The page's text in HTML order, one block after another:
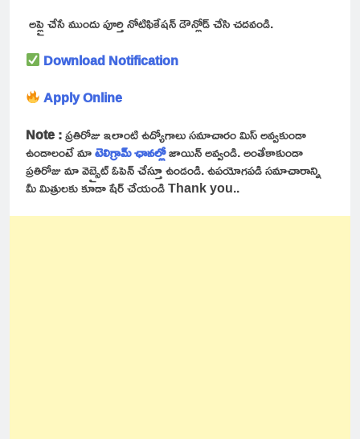
అప్లై చేసే ముందు పూర్తి నోటిఫికేషన్ డౌన్లోడ్ చేసి చదవండి.
Download Notification
Apply Online
Note :ప్రతిరోజు ఇలాంటి ఉద్యోగాలు సమాచారం మిస్ అవ్వకుండా
ఉండాలంటే మాటెలిగ్రామ్ ఛానల్లోజాయిన్ అవ్వండి. అంతేకాకుండా
ప్రతిరోజు మా వెబ్సైట్ ఓపెన్ చేస్తూ ఉండండి. ఉపయోగపడి సమాచారాన్ని
మీ మిత్రులకు కూడా షేర్ చేయండి Thank you..